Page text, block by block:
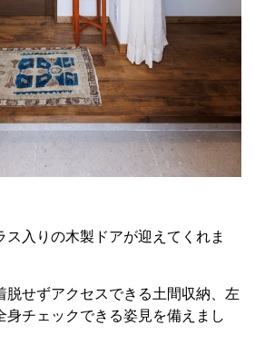
ス入りの木製ドアが迎えてくれま
脱せずアクセスできる土間収納、左
身チェックできる姿見を備えまし